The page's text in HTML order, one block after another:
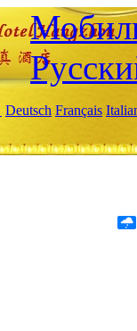
Deutsch Français